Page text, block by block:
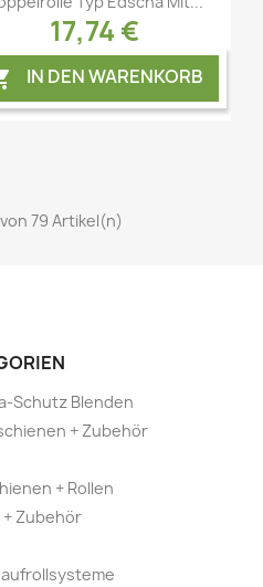
Vorschau
17,74 €
IN DEN WARENKORB
79 Artikel(n)
Schutz Blenden
+ Zubehör
+ Rollen
Zubehör